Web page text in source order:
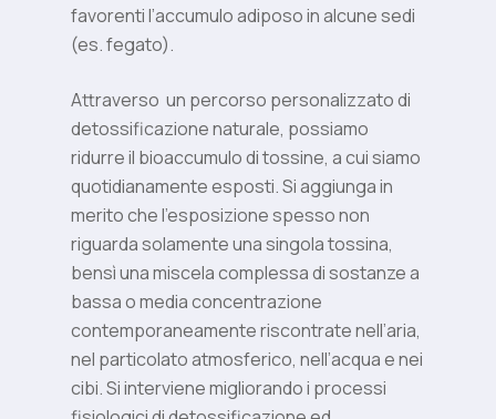
favorenti l’accumulo adiposo in alcune sedi
(es. fegato).
Attraverso un percorso personalizzato di
detossificazione naturale, possiamo
ridurre il bioaccumulo di tossine, a cui siamo
quotidianamente esposti. Si aggiunga in
merito che l’esposizione spesso non
riguarda solamente una singola tossina,
bensì una miscela complessa di sostanze a
bassa o media concentrazione
contemporaneamente riscontrate nell’aria,
nel particolato atmosferico, nell’acqua e nei
cibi. Si interviene migliorando i processi